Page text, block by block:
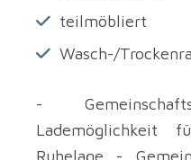
teilmöbliert
Wasch-/
-
Lademöglichkeit
Ruhelage -